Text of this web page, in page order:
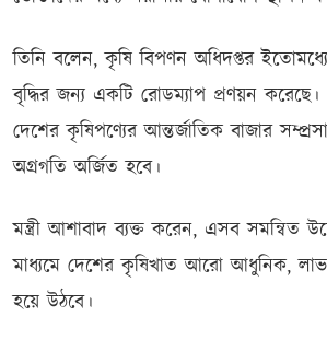
তিনি বলেন, কৃষি বিপণন অধিদপ্তর
বৃদ্ধির জন্য একটি রোডম্যাপ প্রণয়ন করেছে।
দেশের কৃষিপণ্যের আন্তর্জাতিক বাজার
অগ্রগতি অর্জিত হবে।
মন্ত্রী আশাবাদ ব্যক্ত করেন, এসব সমন্বিত
মাধ্যমে দেশের কৃষিখাত আরো আধুনিক,
হয়ে উঠবে।